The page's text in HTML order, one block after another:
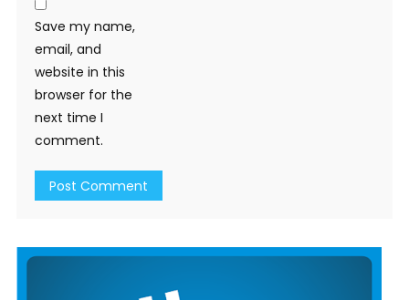
Save my name,
email, and
website in this
browser for the
next time I
comment.